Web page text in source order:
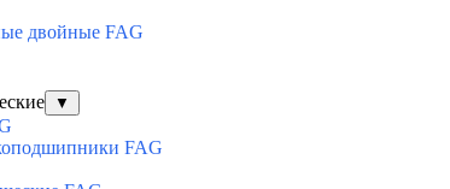
двойные FAG
▼
FAG